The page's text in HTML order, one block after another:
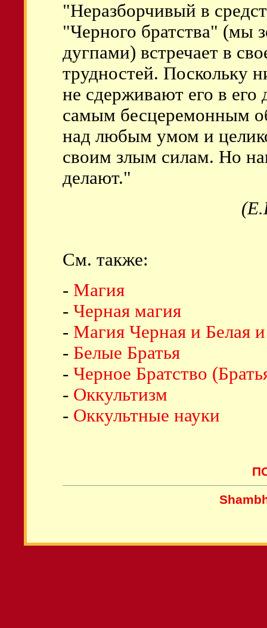
"Неразборчивый в
"Черного братства" (мы
дугпами) встречает в
трудностей. Поскольку
не сдерживают его в его
самым бесцеремонным
над любым умом и
своим злым силам. Но
делают."
См. также:
- Магия
- Черная магия
- Магия Черная и Белая
- Белые Братья
- Черное Братство
- Оккультизм
- Оккультные науки